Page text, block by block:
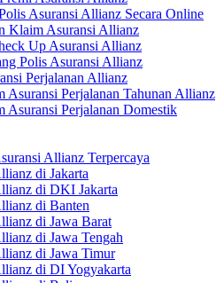
Asuransi Allianz Secara Online
Klaim Asuransi Allianz
Up Asuransi Allianz
Polis Asuransi Allianz
Perjalanan Allianz
Asuransi Perjalanan Tahunan Allianz
Asuransi Perjalanan Domestik
Allianz Terpercaya
di Jakarta
di DKI Jakarta
di Banten
di Jawa Barat
di Jawa Tengah
di Jawa Timur
di DI Yogyakarta